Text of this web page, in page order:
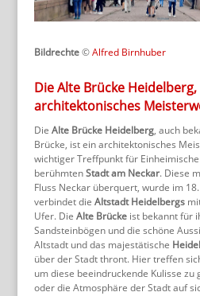
Bildrechte©Alfred Birnhuber
Die Alte Brücke Heidelberg,
architektonisches
Die Alte Brücke Heidelberg, auch
Brücke, ist ein architektonisches
wichtiger Treffpunkt für
berühmtenStadt am Neckar. Diese
Fluss Neckar überquert, wurde im
verbindet die Altstadt Heidelbergs
Ufer. Die Alte Brückeist bekannt für
Sandsteinbögen und die schöne
Altstadt und das majestätische
über der Stadt thront. Hier treffen
um diese beeindruckende Kulisse zu
oder die Atmosphäre der Stadt auf